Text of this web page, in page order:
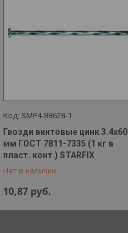
SMP4-88628-1
Гвозди винтовые цинк 3.4х60
мм ГОСТ 7811-7335 (1 кг в
пласт. конт.) STARFIX
Нет в наличии
10,87 руб.
+375 (29) 648-41-90